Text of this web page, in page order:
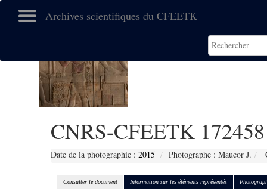
Archives scientifiques du CFEETK
CNRS-CFEETK 172458
Date de la photographie : 2015 Photographe : Maucor J.
Consulter le document Information sur les éléments représentés